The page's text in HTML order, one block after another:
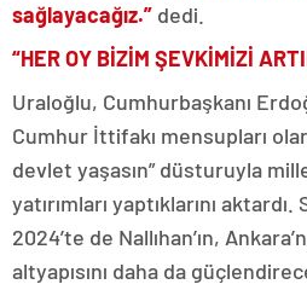
sağlayacağız.” dedi.
“HER OY BİZİM ŞEVKİMİZİ
Uraloğlu, Cumhurbaşkanı
Cumhur İttifakı mensupları
devlet yaşasın” düsturuyla
yatırımları yaptıklarını
2024’te de Nallıhan’ın,
altyapısını daha da